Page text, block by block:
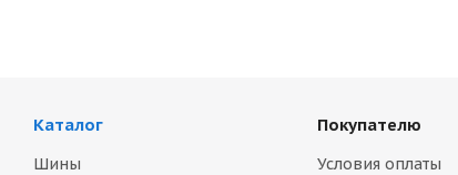
Каталог
Шины
Покупателю
Условия оплаты